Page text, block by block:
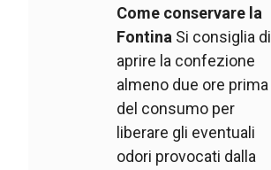
Come conservare la
Fontina Si consiglia di
aprire la confezione
almeno due ore prima
del consumo per
liberare gli eventuali
odori provocati dalla